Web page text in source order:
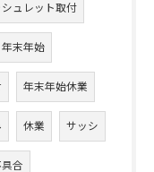
シュレット取付
年末年始
年末年始休業
休業 サッシ
具合